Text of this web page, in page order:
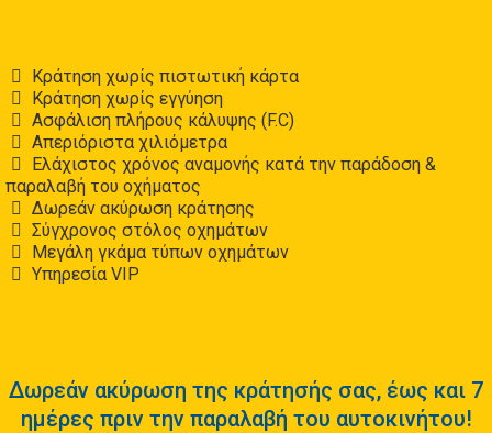
Κράτηση χωρίς πιστωτική κάρτα
Κράτηση χωρίς εγγύηση
Ασφάλιση πλήρους κάλυψης (F.C)
Απεριόριστα χιλιόμετρα
Ελάχιστος χρόνος αναμονής κατά την παράδοση &
παραλαβή του οχήματος
Δωρεάν ακύρωση κράτησης
Σύγχρονος στόλος οχημάτων
Μεγάλη γκάμα τύπων οχημάτων
Υπηρεσία VIP
Δωρεάν ακύρωση της κράτησής σας, έως και 7
ημέρες πριν την παραλαβή του αυτοκινήτου!